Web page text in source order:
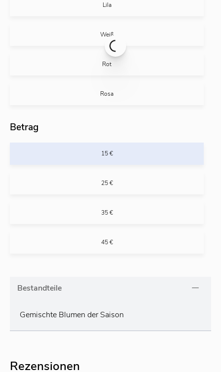
Lila
Weiß
Rot
Rosa
Betrag
15 €
25 €
35 €
45 €
Bestandteile
Gemischte Blumen der Saison
Rezensionen